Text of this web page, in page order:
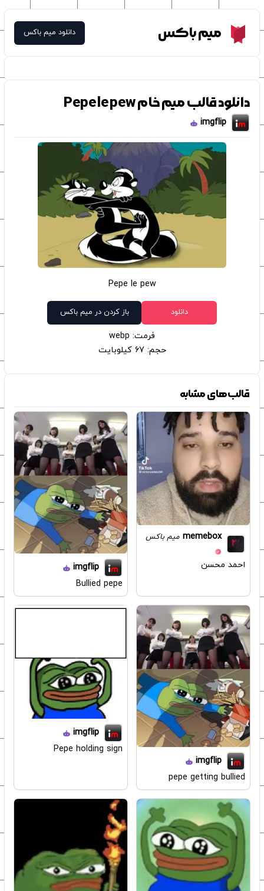
Meme Boxمیم باکس دانلود میم باکس
دانلود قالب میم خام Pepe le pew
imgflip
Pepe le pew
دانلود باز کردن در میم باکس
فرمت: webp
حجم: 67 کیلوبایت
قالب‌های مشابه
memebox میم باکس
احمد محسن
imgflip
Bullied pepe
imgflip
pepe getting bullied
imgflip
Pepe holding sign